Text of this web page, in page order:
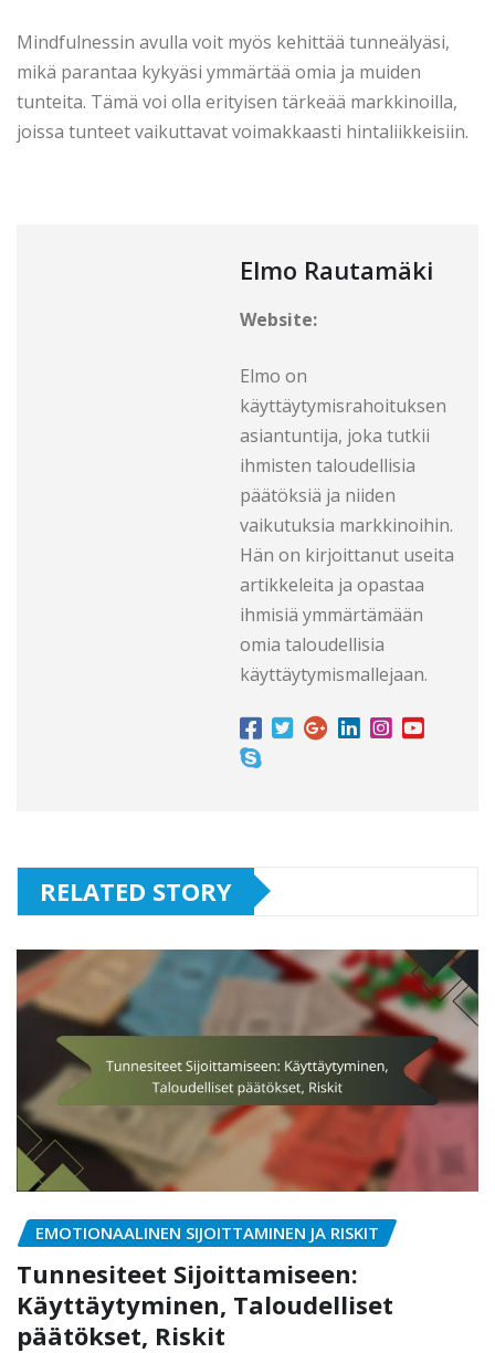
Mindfulnessin avulla voit myös kehittää tunneälyäsi,
mikä parantaa kykyäsi ymmärtää omia ja muiden
tunteita. Tämä voi olla erityisen tärkeää markkinoilla,
joissa tunteet vaikuttavat voimakkaasti hintaliikkeisiin.
Elmo Rautamäki
Website:
Elmo on
käyttäytymisrahoituksen
asiantuntija, joka tutkii
ihmisten taloudellisia
päätöksiä ja niiden
vaikutuksia markkinoihin.
Hän on kirjoittanut useita
artikkeleita ja opastaa
ihmisiä ymmärtämään
omia taloudellisia
käyttäytymismallejaan.
RELATED STORY
EMOTIONAALINEN SIJOITTAMINEN JA RISKIT
Tunnesiteet Sijoittamiseen:
Käyttäytyminen, Taloudelliset
päätökset, Riskit